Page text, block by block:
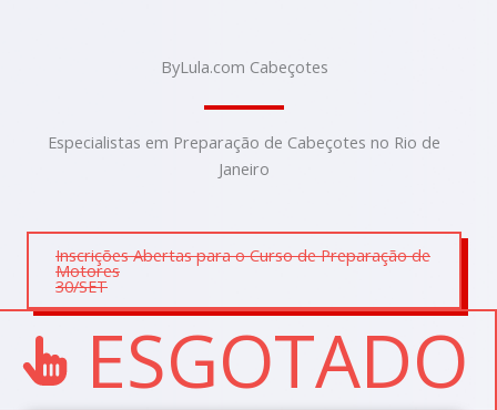
ByLula.com Cabeçotes
Especialistas em Preparação de Cabeçotes no Rio de
Janeiro
Inscrições Abertas para o Curso de Preparação de
Motores
30/SET
ESGOTADO